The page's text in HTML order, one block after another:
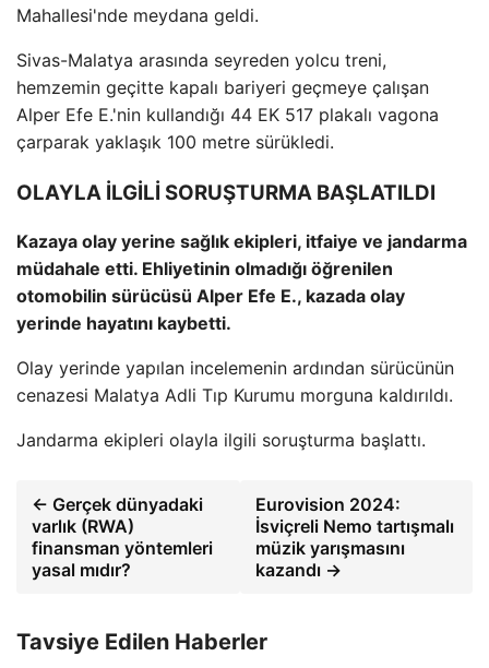
Mahallesi'nde meydana geldi.
Sivas-Malatya arasında seyreden yolcu treni,
hemzemin geçitte kapalı bariyeri geçmeye çalışan
Alper Efe E.'nin kullandığı 44 EK 517 plakalı vagona
çarparak yaklaşık 100 metre sürükledi.
OLAYLA İLGİLİ SORUŞTURMA BAŞLATILDI
Kazaya olay yerine sağlık ekipleri, itfaiye ve jandarma
müdahale etti. Ehliyetinin olmadığı öğrenilen
otomobilin sürücüsü Alper Efe E., kazada olay
yerinde hayatını kaybetti.
Olay yerinde yapılan incelemenin ardından sürücünün
cenazesi Malatya Adli Tıp Kurumu morguna kaldırıldı.
Jandarma ekipleri olayla ilgili soruşturma başlattı.
← Gerçek dünyadaki
varlık (RWA)
finansman yöntemleri
yasal mıdır?
Eurovision 2024:
İsviçreli Nemo tartışmalı
müzik yarışmasını
kazandı →
Tavsiye Edilen Haberler